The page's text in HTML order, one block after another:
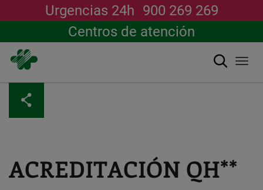
contenido
principal
Urgencias 24h 900 269 269
Centros de atención
Buscar
ACREDITACIÓN QH**